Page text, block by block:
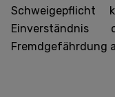
Schweigepflicht
Fremdgefährdung